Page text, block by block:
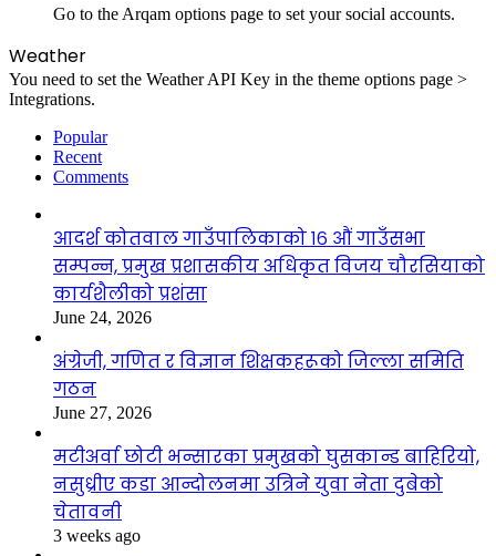
Go to the Arqam options page to set your social accounts.
Weather
You need to set the Weather API Key in the theme options page >
Integrations.
Popular
Recent
Comments
आदर्श कोतवाल गाउँपालिकाको १६ औं गाउँसभा
सम्पन्न, प्रमुख प्रशासकीय अधिकृत विजय चौरसियाको
कार्यशैलीको प्रशंसा
June 24, 2026
अंग्रेजी, गणित र विज्ञान शिक्षकहरूको जिल्ला समिति
गठन
June 27, 2026
मटीअर्वा छोटी भन्सारका प्रमुखको घुसकान्ड बाहिरियो,
नसुध्रीए कडा आन्दोलनमा उत्रिने युवा नेता दुबेको
चेतावनी
3 weeks ago